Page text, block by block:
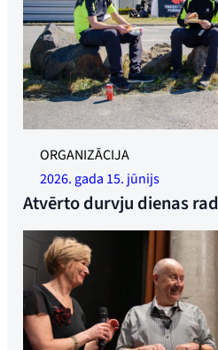
Augstākā atmosfēra, kad YTF
Foto: Niklass K. Sērbels
ORGANIZĀCIJA
2026. gada 15. jūnijs
Atvērto durvju dienas